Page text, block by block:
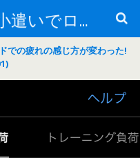
月30,000円のお小遣いでロードバイク
での疲れの感じ方が変わった!